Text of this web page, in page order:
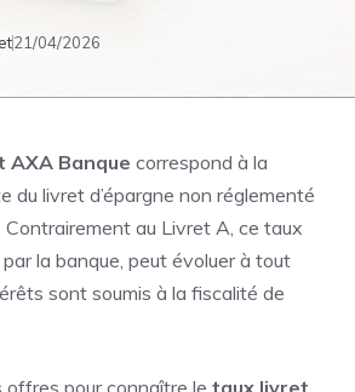
21/04/2026
AXA Banque correspond à la
du livret d’épargne non réglementé
au Livret A, ce taux
la banque, peut évoluer à tout
sont soumis à la fiscalité de
offres pour connaître le taux livret